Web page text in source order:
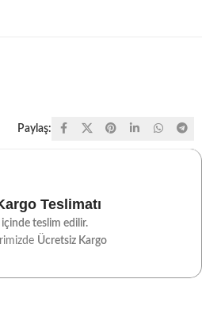
Paylaş:
Teslimatı
teslim edilir.
Ücretsiz Kargo